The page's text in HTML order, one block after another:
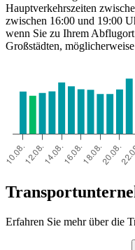
Hauptverkehrszeiten
zwischen 16:00 und 19:00
wenn Sie zu Ihrem
Großstädten,
Erfahren Sie mehr über die